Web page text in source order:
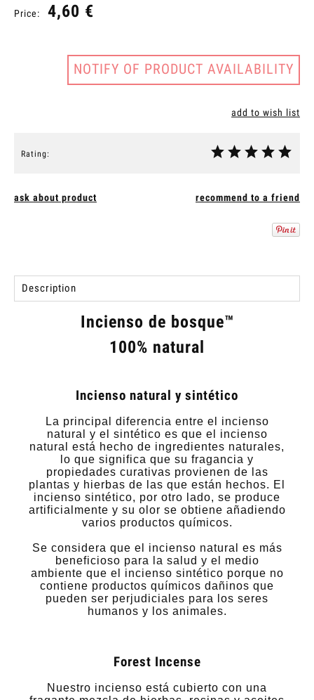
Price: 4,60 €
NOTIFY OF PRODUCT AVAILABILITY
add to wish list
Rating:
ask about product recommend to a friend
Description
Incienso de bosque™
100% natural
Incienso natural y sintético
La principal diferencia entre el incienso
natural y el sintético es que el incienso
natural está hecho de ingredientes naturales,
lo que significa que su fragancia y
propiedades curativas provienen de las
plantas y hierbas de las que están hechos. El
incienso sintético, por otro lado, se produce
artificialmente y su olor se obtiene añadiendo
varios productos químicos.
Se considera que el incienso natural es más
beneficioso para la salud y el medio
ambiente que el incienso sintético porque no
contiene productos químicos dañinos que
pueden ser perjudiciales para los seres
humanos y los animales.
Forest Incense
Nuestro incienso está cubierto con una